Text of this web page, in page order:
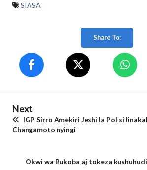
SIASA
Share To:
Next
IGP Sirro Amekiri Jeshi la Polisi
Changamoto nyingi
Okwi wa Bukoba ajitokeza